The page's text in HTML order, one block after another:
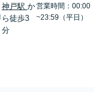
神戸駅 か
ら徒歩3
分
営業時間：00:00
~23:59（平日）